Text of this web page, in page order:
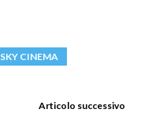
SKY CINEMA
Articolo successivo